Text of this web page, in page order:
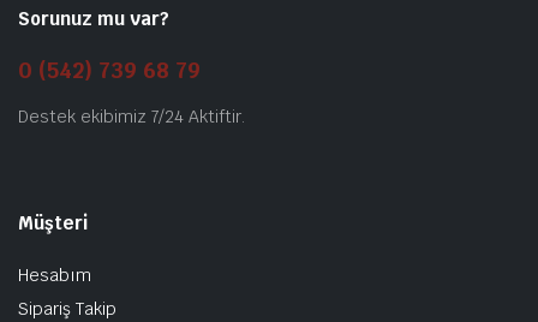
Sorunuz mu var?
0 (542) 739 68 79
Destek ekibimiz 7/24 Aktiftir.
Müşteri
Hesabım
Sipariş Takip